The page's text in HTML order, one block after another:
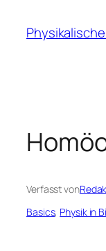
Verfasst von
Basics, Physik in